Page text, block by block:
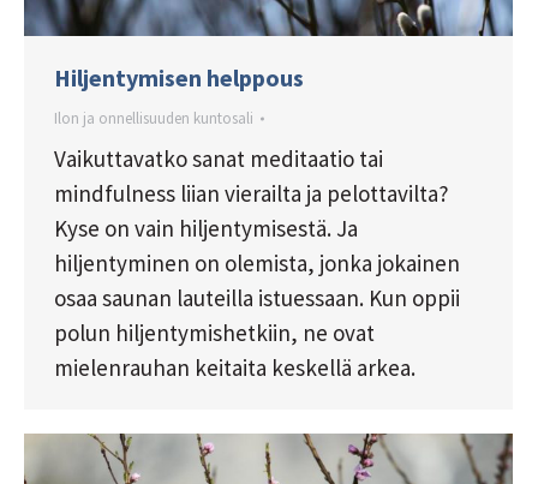
Hiljentymisen helppous
Ilon ja onnellisuuden kuntosali
Vaikuttavatko sanat meditaatio tai
mindfulness liian vierailta ja pelottavilta?
Kyse on vain hiljentymisestä. Ja
hiljentyminen on olemista, jonka jokainen
osaa saunan lauteilla istuessaan. Kun oppii
polun hiljentymishetkiin, ne ovat
mielenrauhan keitaita keskellä arkea.